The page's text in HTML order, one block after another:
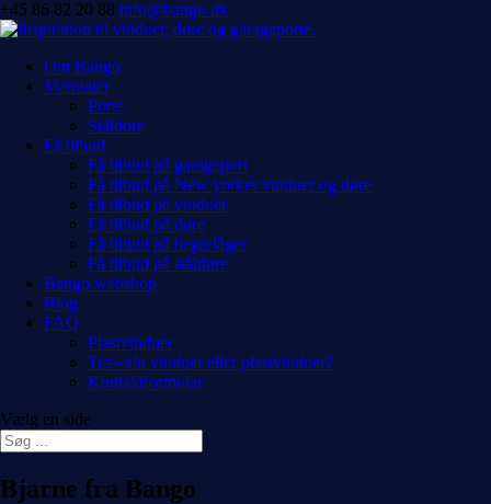
+45 86 82 20 88 info@bango.dk
Om Bango
Manualer
Porte
Ståldøre
Få tilbud
Få tilbud på garageport
Få tilbud på New yorker vinduer og døre
Få tilbud på vinduer
Få tilbud på døre
Få tilbud på hegn/låger
Få tilbud på ståldøre
Bango webshop
Blog
FAQ
Plastvinduer
Træ-/alu vinduer eller plastvinduer?
Kontaktformular
Vælg en side
Bjarne fra Bango